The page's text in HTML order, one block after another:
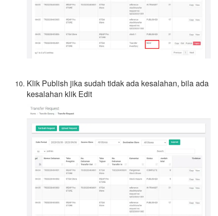
Klik Publish jika sudah tidak ada kesalahan, bila ada
kesalahan klik Edit